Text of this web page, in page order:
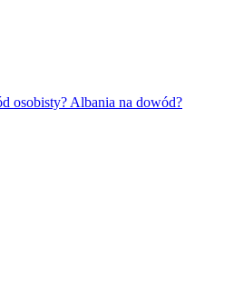
osobisty? Albania na dowód?